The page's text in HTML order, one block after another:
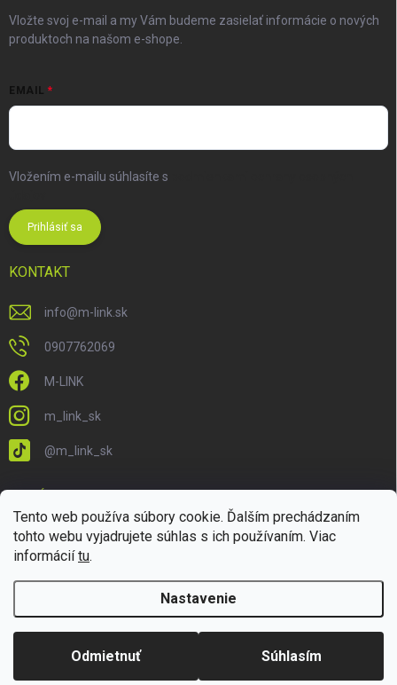
Tento web používa súbory cookie. Ďalším prechádzaním
tohto webu vyjadrujete súhlas s ich používaním. Viac
informáciítu.
Nastavenie
Odmietnuť Súhlasím
Vložte svoj e-mail a my Vám budeme zasielať informácie o nových
produktoch na našom e-shope.
EMAIL
Vložením e-mailu súhlasíte s
Prihlásiť sa
KONTAKT
info@m-link.sk
0907762069
M-LINK
m_link_sk
@m_link_sk
Vytvoril Shoptet
Copyright 2026M-LINK.sk. Všetky práva vyhradené.Upraviť nastavenie